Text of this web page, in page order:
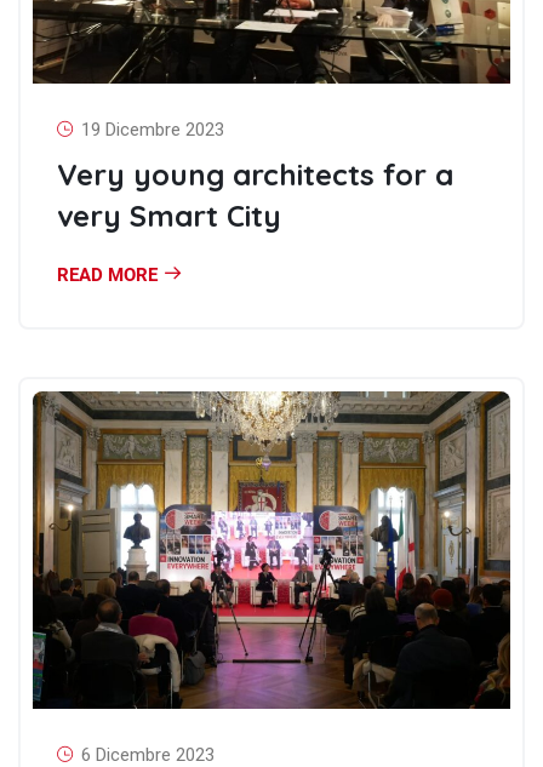
19 Dicembre 2023
Very young architects for a
very Smart City
READ MORE
6 Dicembre 2023